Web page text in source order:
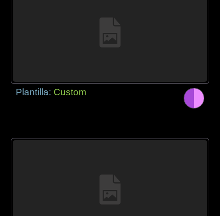
Plantilla: Custom